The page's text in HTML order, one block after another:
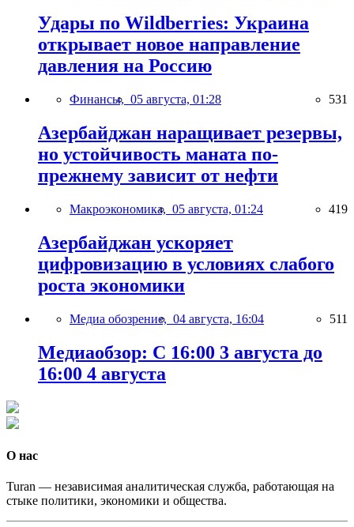
Удары по Wildberries: Украина
открывает новое направление
давления на Россию
Финансы, 05 августа, 01:28 531
Азербайджан наращивает резервы,
но устойчивость маната по-
прежнему зависит от нефти
Макроэкономика, 05 августа, 01:24 419
Азербайджан ускоряет
цифровизацию в условиях слабого
роста экономики
Медиа обозрение, 04 августа, 16:04 511
Медиаобзор: С 16:00 3 августа до
16:00 4 августа
О нас
Turan — независимая аналитическая служба, работающая на
стыке политики, экономики и общества.